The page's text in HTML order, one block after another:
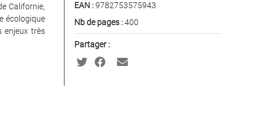
Californie,
écologique
enjeux très
EAN :9782753575943
Nb de pages :400
Partager :